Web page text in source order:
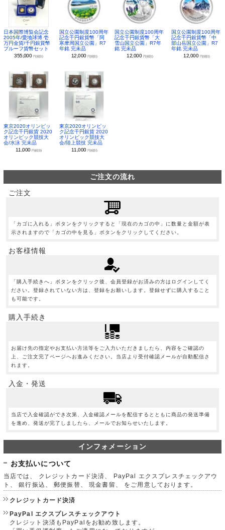
日本国際博覧会記念
2005年/愛地球博 壱
万円金貨/千円銀貨幣
プルーフ貨幣セット
355,000 円(税別)
国立公園制度100周年
記念千円銀貨幣「阿
寒摩周国立公園」R7
年銘 完未品
12,000 円(税別)
国立公園制度100周年
記念千円銀貨幣「大
雪山国立公園」R7年
銘 完未品
12,000 円(税別)
国立公園制度100周年
記念千円銀貨幣「中
部山岳国立公園」R7
年銘 完未品
12,000 円(税別)
東京2020オリンピッ
ク記念千円銀貨 2020
オリンピック競技大
会/水泳 完未品
11,000円(税別)
東京2020オリンピッ
ク記念千円銀貨 2020
オリンピック競技大
会/陸上競技 完未品
11,000 円(税別)
ご注文の流れ
ご注文
「カゴに入れる」ボタンをクリックすると「現在のカゴの中」に数量と金額が表
示されますので「カゴの中を見る」ボタンをクリックしてください。
お客様情報
「購入手続きへ」ボタンをクリック後、会員登録がお済みの方はログインしてく
ださい。登録されていない方は、登録をお願いします。登録せずに購入すること
も可能です。
購入手続き
お届け先の指定やお支払い方法等をご入力いただきましたら、内容をご確認の
上、ご注文完了ページへお進みください。当店より受付確認メールが自動配信さ
れます。
入金・発送
当店で入金確認ができ次第、入金確認メールを配信するとともに商品の発送準備
を進め、発送が完了しましたら、メールでお知らせいたします。
インフォメーション
お支払いについて
当店では、 クレジットカード決済、 PayPal エクスプレスチェックアウ
ト、 銀行振込、 郵便振替、 現金書留、 をご用意しております。
クレジットカード決済
PayPal エクスプレスチェックアウト
クレジット決済もPayPalをお勧め致します。